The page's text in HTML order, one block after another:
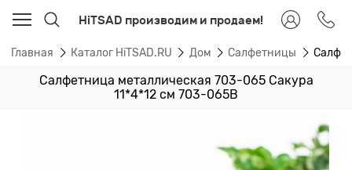
HiTSAD производим и продаем!
Главная Каталог HiTSAD.RU Дом Салфетницы
Салфетница металлическая 703-065 Сакура
11*4*12 см 703-065B